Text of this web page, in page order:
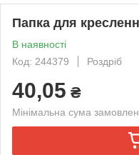
Папка для
В наявності
Код: 244379
Роздріб
40,05 ₴
Мінімальна сума